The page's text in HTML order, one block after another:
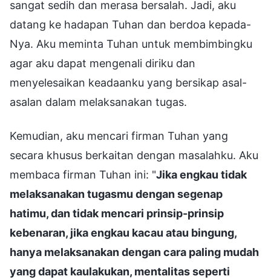
sangat sedih dan merasa bersalah. Jadi, aku
datang ke hadapan Tuhan dan berdoa kepada-
Nya. Aku meminta Tuhan untuk membimbingku
agar aku dapat mengenali diriku dan
menyelesaikan keadaanku yang bersikap asal-
asalan dalam melaksanakan tugas.
Kemudian, aku mencari firman Tuhan yang
secara khusus berkaitan dengan masalahku. Aku
membaca firman Tuhan ini: "Jika engkau tidak
melaksanakan tugasmu dengan segenap
hatimu, dan tidak mencari prinsip-prinsip
kebenaran, jika engkau kacau atau bingung,
hanya melaksanakan dengan cara paling mudah
yang dapat kaulakukan, mentalitas seperti